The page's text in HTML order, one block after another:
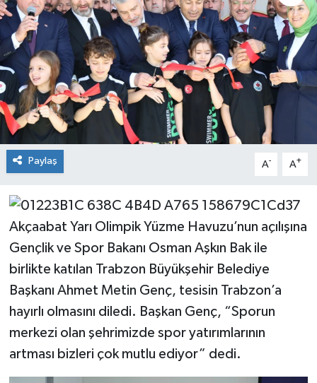
Paylaş A- A+
Akçaabat Yarı Olimpik Yüzme Havuzu’nun açılışına
Gençlik ve Spor Bakanı Osman Aşkın Bak ile
birlikte katılan Trabzon Büyükşehir Belediye
Başkanı Ahmet Metin Genç, tesisin Trabzon’a
hayırlı olmasını diledi. Başkan Genç, “Sporun
merkezi olan şehrimizde spor yatırımlarının
artması bizleri çok mutlu ediyor” dedi.